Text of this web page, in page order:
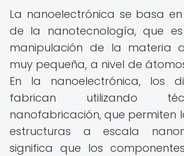
La nanoelectrónica se basa
de la nanotecnología, que
manipulación de la materia
muy pequeña, a nivel de
En la nanoelectrónica, los
fabrican utilizando
nanofabricación, que permiten
estructuras a escala
significa que los